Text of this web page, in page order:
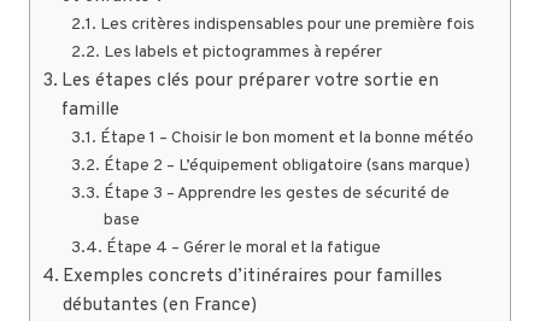
Les critères indispensables pour une première fois
Les labels et pictogrammes à repérer
Les étapes clés pour préparer votre sortie en
famille
Étape 1 – Choisir le bon moment et la bonne météo
Étape 2 – L’équipement obligatoire (sans marque)
Étape 3 – Apprendre les gestes de sécurité de
base
Étape 4 – Gérer le moral et la fatigue
Exemples concrets d’itinéraires pour familles
débutantes (en France)